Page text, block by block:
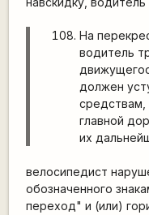
На
водитель
должен
главной
их
велосипедист
обозначенного
переход" и (или)